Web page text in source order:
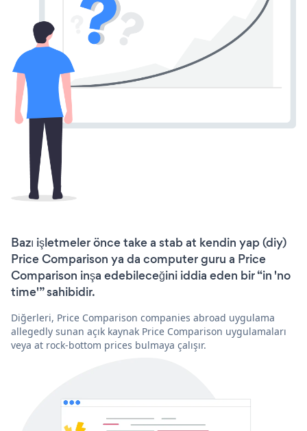
Bazı işletmeler önce take a stab at kendin yap (diy)
Price Comparison ya da computer guru a Price
Comparison inşa edebileceğini iddia eden bir “in 'no
time'” sahibidir.
Diğerleri, Price Comparison companies abroad uygulama
allegedly sunan açık kaynak Price Comparison uygulamaları
veya at rock-bottom prices bulmaya çalışır.